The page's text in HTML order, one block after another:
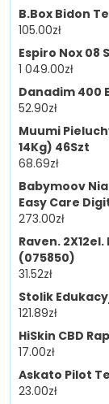
B.Box Bidon
105.00zł
Espiro Nox 08
1 049.00zł
Danadim 400
52.90zł
Muumi
14Kg) 46Szt
68.69zł
Babymoov
Easy Care
273.00zł
Raven.
(075850)
31.52zł
Stolik
121.89zł
HiSkin CBD
17.00zł
Askato Pilot
23.00zł